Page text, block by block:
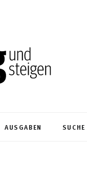
AUSGABEN SUCHE